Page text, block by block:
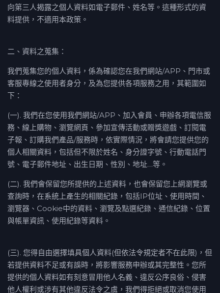
向第三人揭露之個人資料如電子郵件、姓名等。這種形式的資
料提供，不適用本政策。
二、資料之蒐集：
我們蒐集您的個人資料，係為確認您在我們網站/APP、門市或
客服專線之使用者身分，及為您提供各項服務之用，其範圍如
下：
(一). 我們在您使用我們網站/APP、加入會員、申辦各項電信服
務、線上購物、瀏覽網頁、參加宣傳活動或贈獎遊戲、訂閱電
子報、訂購我們產品/服務時，依實際情況，將會請您提供您的
個人相關資料，包括但不限於姓名、身分證字號、行動電話門
號、電子郵件地址、出生日期、性別、地址…等。
(二). 我們會保留您所提供的上述資料，也會保留您上網瀏覽或
查詢時，在系統上產生的相關紀錄，包括IP位址、使用時間、
瀏覽器、Cookie中的資料、瀏覽及點選紀錄、通信紀錄、位置
與帳單資訊、使用紀錄等資料。
(三). 您得自由選擇填具個人資料(但依法令規定者不在此限)，但
若提供資料不足或有誤時，將影響服務申辦或其完整性。您所
提供的個人資料如有刻意冒用他人名義、違反公序良俗、侵害
他人權利或涉有其他違反法令之虞，我們得拒絕或取消您使用